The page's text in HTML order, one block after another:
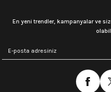
En yeni trendler, kampanyalar ve